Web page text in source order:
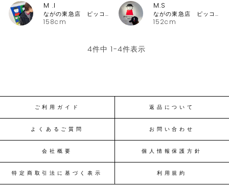
158cm
M .I
ながの東急店 ピッコーネ・ピッコーネクラブ
152cm
M.S
ながの東急店 ピッコーネ・ピッコーネクラブ
4件中 1-4件表示
ご利用ガイド 返品について
よくあるご質問 お問い合わせ
会社概要 個人情報保護方針
特定商取引法に基づく表示 利用規約